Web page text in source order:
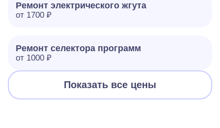
Ремонт электрического жгута
от 1700 ₽
Ремонт селектора программ
от 1000 ₽
Показать все цены